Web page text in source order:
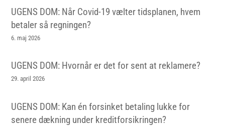
UGENS DOM: Når Covid-19 vælter tidsplanen, hvem
betaler så regningen?
6. maj 2026
UGENS DOM: Hvornår er det for sent at reklamere?
29. april 2026
UGENS DOM: Kan én forsinket betaling lukke for
senere dækning under kreditforsikringen?